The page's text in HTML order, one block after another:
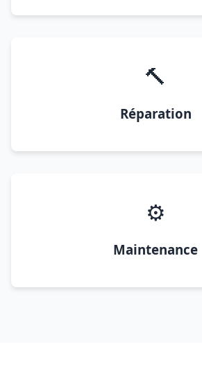
🔨
Réparation
⚙️
Maintenance